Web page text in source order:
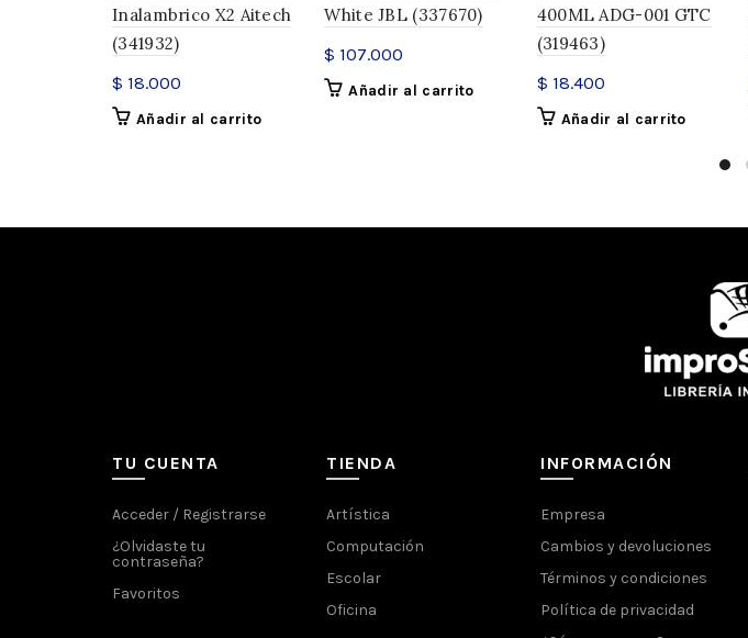
Inalambrico X2 Aitech
(341932)
$ 18.000
Añadir al carrito
White JBL (337670)
$ 107.000
Añadir al carrito
400ML ADG-001 GTC
(319463)
$ 18.400
Añadir al carrito
TU CUENTA
Acceder / Registrarse
¿Olvidaste tu
contraseña?
Favoritos
TIENDA
Artística
Computación
Escolar
Oficina
INFORMACIÓN
Empresa
Cambios y devoluciones
Términos y condiciones
Política de privacidad